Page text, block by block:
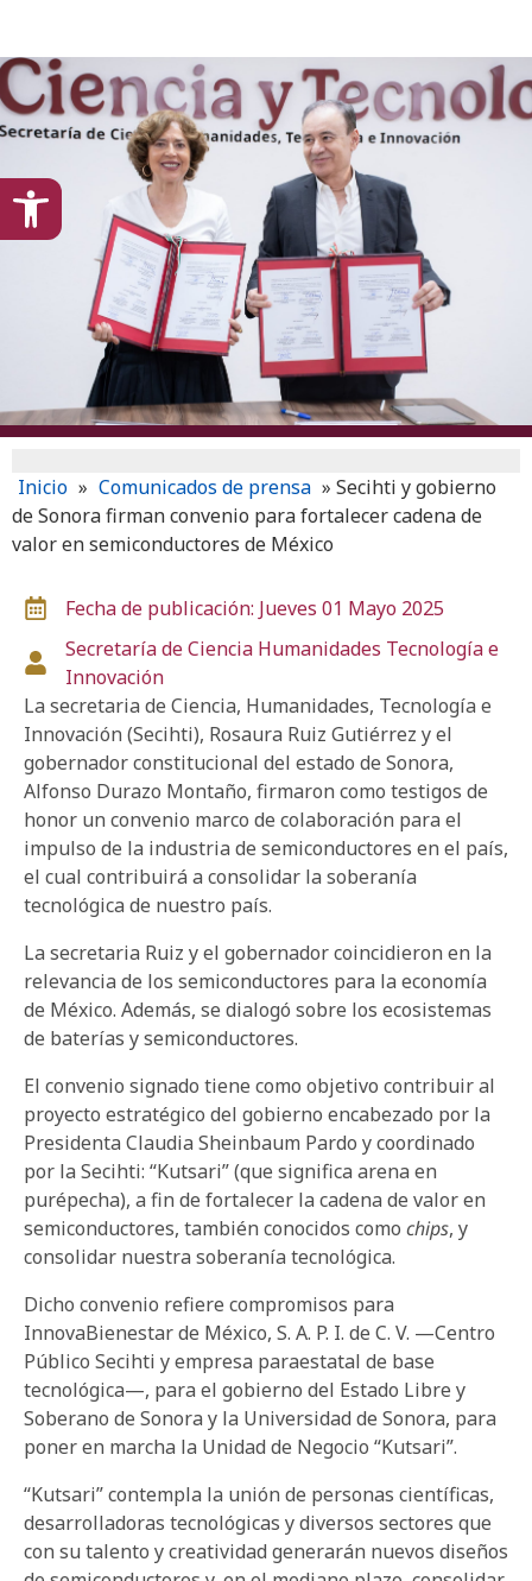
Inicio » Comunicados de prensa » Secihti y gobierno
de Sonora firman convenio para fortalecer cadena de
valor en semiconductores de México
Fecha de publicación: Jueves 01 Mayo 2025
Secretaría de Ciencia Humanidades Tecnología e
Innovación
La secretaria de Ciencia, Humanidades, Tecnología e
Innovación (Secihti), Rosaura Ruiz Gutiérrez y el
gobernador constitucional del estado de Sonora,
Alfonso Durazo Montaño, firmaron como testigos de
honor un convenio marco de colaboración para el
impulso de la industria de semiconductores en el país,
el cual contribuirá a consolidar la soberanía
tecnológica de nuestro país.
La secretaria Ruiz y el gobernador coincidieron en la
relevancia de los semiconductores para la economía
de México. Además, se dialogó sobre los ecosistemas
de baterías y semiconductores.
El convenio signado tiene como objetivo contribuir al
proyecto estratégico del gobierno encabezado por la
Presidenta Claudia Sheinbaum Pardo y coordinado
por la Secihti: “Kutsari” (que significa arena en
purépecha), a fin de fortalecer la cadena de valor en
semiconductores, también conocidos como chips, y
consolidar nuestra soberanía tecnológica.
Dicho convenio refiere compromisos para
InnovaBienestar de México, S. A. P. I. de C. V. —Centro
Público Secihti y empresa paraestatal de base
tecnológica—, para el gobierno del Estado Libre y
Soberano de Sonora y la Universidad de Sonora, para
poner en marcha la Unidad de Negocio “Kutsari”.
“Kutsari” contempla la unión de personas científicas,
desarrolladoras tecnológicas y diversos sectores que
con su talento y creatividad generarán nuevos diseños
Open toolbar